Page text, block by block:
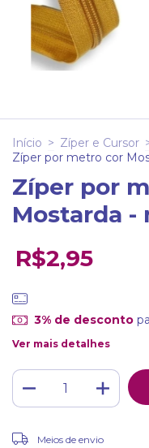
Início > Zíper e Cursor
Zíper por metro cor
Zíper por
Mostarda -
R$2,95
3% de desconto
Ver mais detalhes
Entregas para o CEP:
Meios de envio